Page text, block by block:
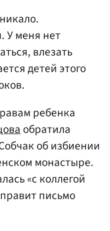
У меня нет
влезать
детей этого
ребенка
обратила
об избиении
монастыре.
«с коллегой
письмо